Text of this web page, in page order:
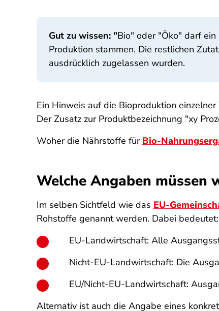
Gut zu wissen: "Bio" oder "Öko" darf
Produktion stammen. Die restlichen
ausdrücklich zugelassen wurden.
Ein Hinweis auf die Bioproduktion
Der Zusatz zur Produktbezeichnung "xy
Woher die Nährstoffe für Bio-
Welche Angaben müssen
Im selben Sichtfeld wie das EU-
Rohstoffe genannt werden. Dabei bedeutet:
EU-Landwirtschaft: Alle
Nicht-EU-Landwirtschaft: Die
EU/Nicht-EU-Landwirtschaft:
Alternativ ist auch die Angabe eines